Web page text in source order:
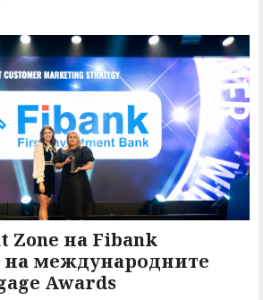
Zone на Fibank
международните
Awards